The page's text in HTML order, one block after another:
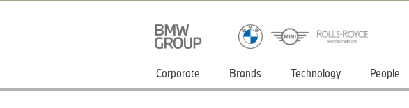
Corporate Brands Technology People